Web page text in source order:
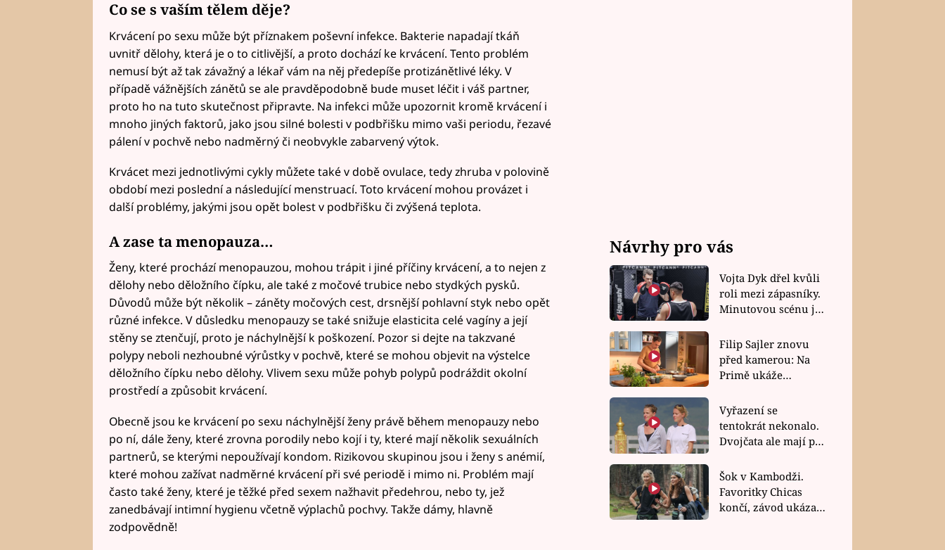
Co se s vaším tělem děje?
Krvácení po sexu může být příznakem poševní infekce. Bakterie napadají tkáň
uvnitř dělohy, která je o to citlivější, a proto dochází ke krvácení. Tento problém
nemusí být až tak závažný a lékař vám na něj předepíše protizánětlivé léky. V
případě vážnějších zánětů se ale pravděpodobně bude muset léčit i váš partner,
proto ho na tuto skutečnost připravte. Na infekci může upozornit kromě krvácení i
mnoho jiných faktorů, jako jsou silné bolesti v podbřišku mimo vaši periodu, řezavé
pálení v pochvě nebo nadměrný či neobvykle zabarvený výtok.
Krvácet mezi jednotlivými cykly můžete také v době ovulace, tedy zhruba v polovině
období mezi poslední a následující menstruací. Toto krvácení mohou provázet i
další problémy, jakými jsou opět bolest v podbřišku či zvýšená teplota.
A zase ta menopauza…
Ženy, které prochází menopauzou, mohou trápit i jiné příčiny krvácení, a to nejen z
dělohy nebo děložního čípku, ale také z močové trubice nebo stydkých pysků.
Důvodů může být několik – záněty močových cest, drsnější pohlavní styk nebo opět
různé infekce. V důsledku menopauzy se také snižuje elasticita celé vagíny a její
stěny se ztenčují, proto je náchylnější k poškození. Pozor si dejte na takzvané
polypy neboli nezhoubné výrůstky v pochvě, které se mohou objevit na výstelce
děložního čípku nebo dělohy. Vlivem sexu může pohyb polypů podráždit okolní
prostředí a způsobit krvácení.
Obecně jsou ke krvácení po sexu náchylnější ženy právě během menopauzy nebo
po ní, dále ženy, které zrovna porodily nebo kojí i ty, které mají několik sexuálních
partnerů, se kterými nepoužívají kondom. Rizikovou skupinou jsou i ženy s anémií,
které mohou zažívat nadměrné krvácení při své periodě i mimo ni. Problém mají
často také ženy, které je těžké před sexem nažhavit předehrou, nebo ty, jež
zanedbávají intimní hygienu včetně výplachů pochvy. Takže dámy, hlavně
zodpovědně!
Návrhy pro vás
Vojta Dyk dřel kvůli
roli mezi zápasníky.
Minutovou scénu jel
Filip Sajler znovu
před kamerou: Na
Primě ukáže
rychlé recepty
Vyřazení se
tentokrát nekonalo.
Dvojčata ale mají po
závodu nůž na krku
Šok v Kambodži.
Favoritky Chicas
končí, závod ukázal